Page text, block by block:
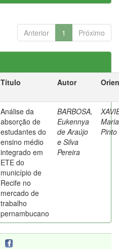
Anterior 1 Próximo
Título Autor
Análise da
absorção de
estudantes do
ensino médio
integrado em
ETE do
município de
Recife no
mercado de
trabalho
pernambucano
BARBOSA,
Eukennya
de Araújo
e Silva
Pereira
Pinto